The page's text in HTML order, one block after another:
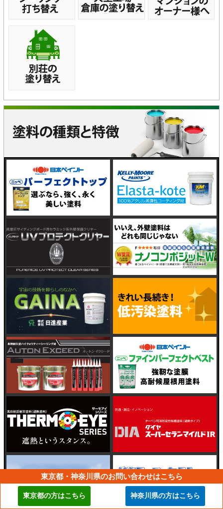
東京都・神奈川県のお問い合わせはこちら
東京都の方はこちら 神奈川県の方はこちら